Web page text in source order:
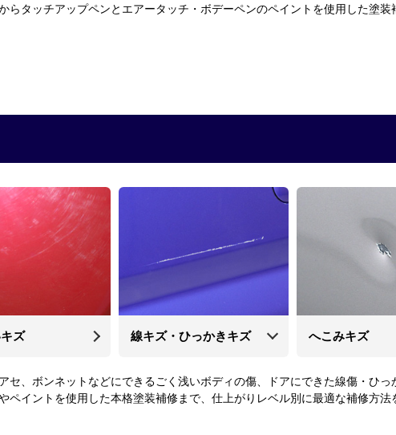
らタッチアップペンとエアータッチ・ボデーペンのペイントを使用した塗
ズ 線キズ・ひっかきキズ へこみキズ
セ、ボンネットなどにできるごく浅いボディの傷、ドアにできた線傷・ひ
イントを使用した本格塗装補修まで、仕上がりレベル別に最適な補修方法